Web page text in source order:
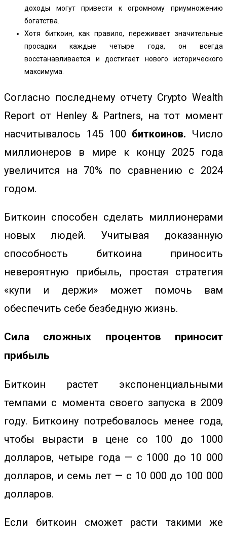
доходы могут привести к огромному приумножению
богатства.
Хотя биткоин, как правило, переживает значительные
просадки каждые четыре года, он всегда
восстанавливается и достигает нового исторического
максимума.
Согласно последнему отчету Crypto Wealth
Report от Henley & Partners, на тот момент
насчитывалось 145 100 биткоинов. Число
миллионеров в мире к концу 2025 года
увеличится на 70% по сравнению с 2024
годом.
Биткоин способен сделать миллионерами
новых людей. Учитывая доказанную
способность биткоина приносить
невероятную прибыль, простая стратегия
«купи и держи» может помочь вам
обеспечить себе безбедную жизнь.
Сила сложных процентов приносит
прибыль
Биткоин растет экспоненциальными
темпами с момента своего запуска в 2009
году. Биткоину потребовалось менее года,
чтобы вырасти в цене со 100 до 1000
долларов, четыре года — с 1000 до 10 000
долларов, и семь лет — с 10 000 до 100 000
долларов.
Если биткоин сможет расти такими же